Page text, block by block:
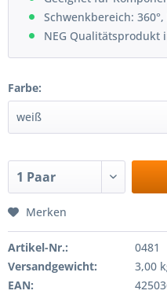
Schwenkbereich:
NEG Qualitätsprodukt
Farbe:
Merken
Artikel-Nr.:
0481
Versandgewicht:
3,00
EAN: